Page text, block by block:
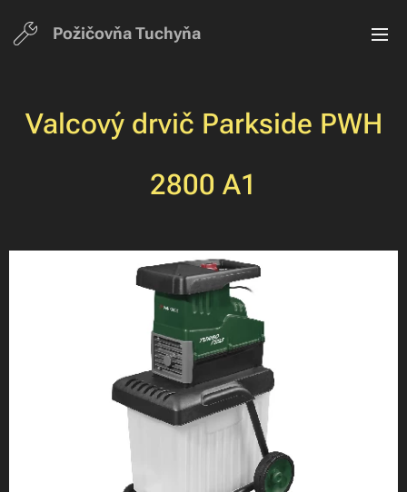
Požičovňa Tuchyňa
Valcový drvič Parkside PWH
2800 A1